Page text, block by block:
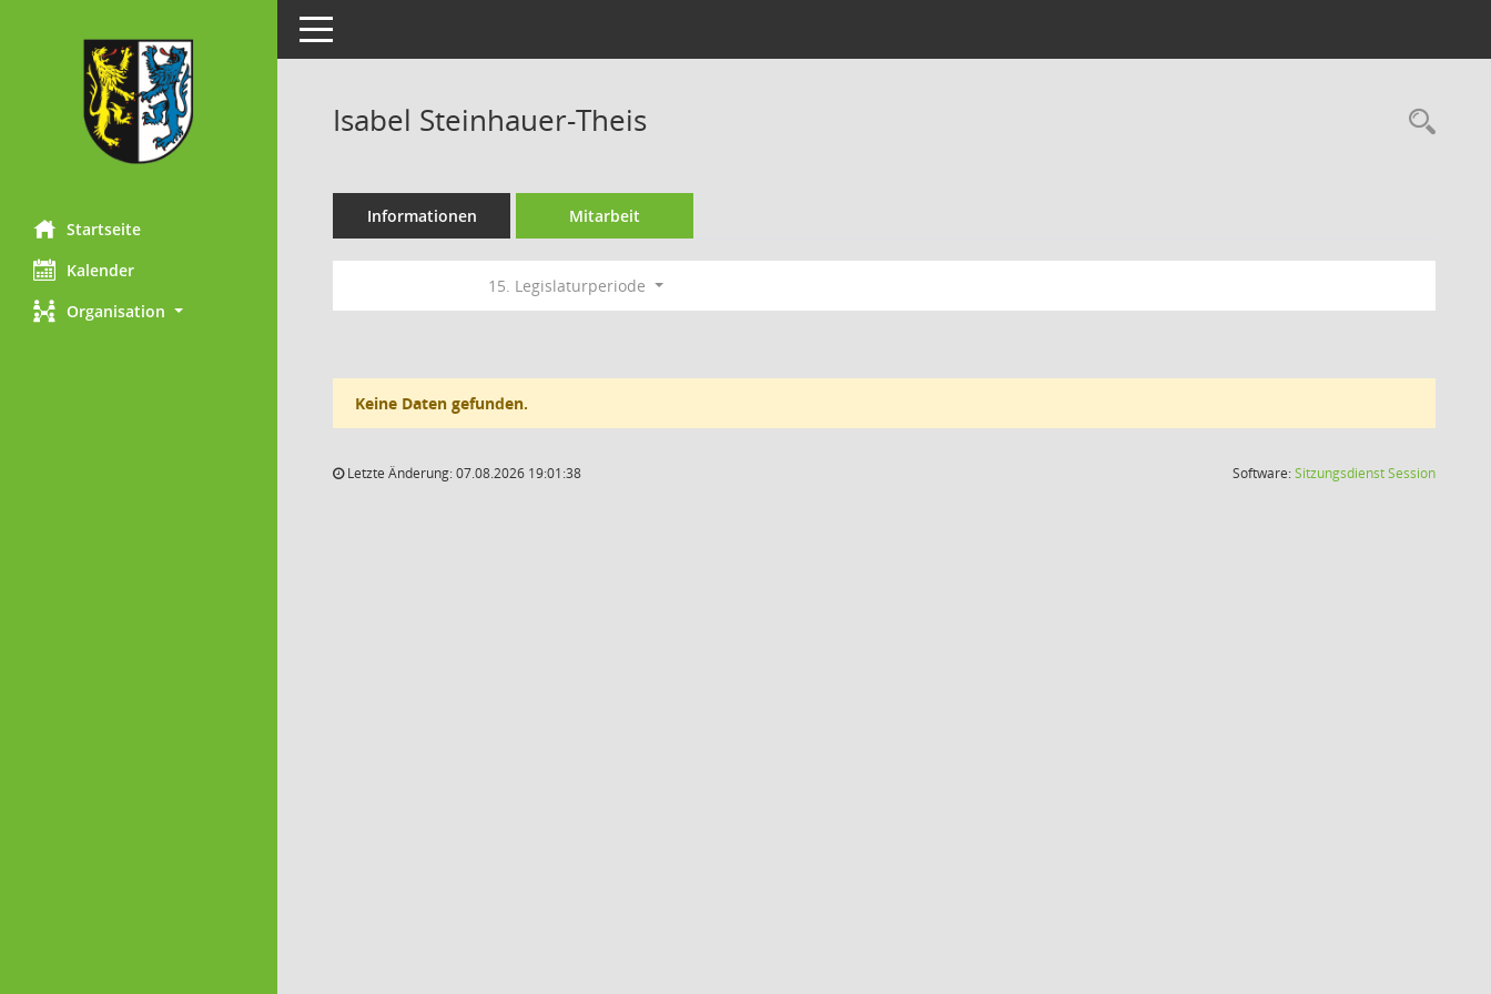
Startseite
Kalender
Organisation
Toggle navigation
Isabel Steinhauer-Theis
Informationen Mitarbeit
15. Legislaturperiode
Keine Daten gefunden.
Letzte Änderung: 07.08.2026 19:01:38 Software:SitzungsdienstSession(Wird in